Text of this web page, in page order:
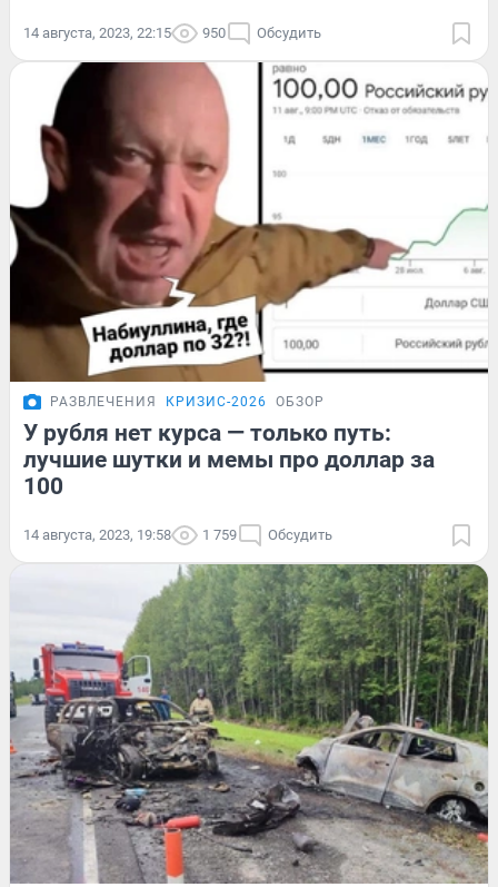
14 августа, 2023, 22:15 950 Обсудить
РАЗВЛЕЧЕНИЯ КРИЗИС-2026 ОБЗОР
У рубля нет курса — только путь:
лучшие шутки и мемы про доллар за
100
14 августа, 2023, 19:58 1 759 Обсудить